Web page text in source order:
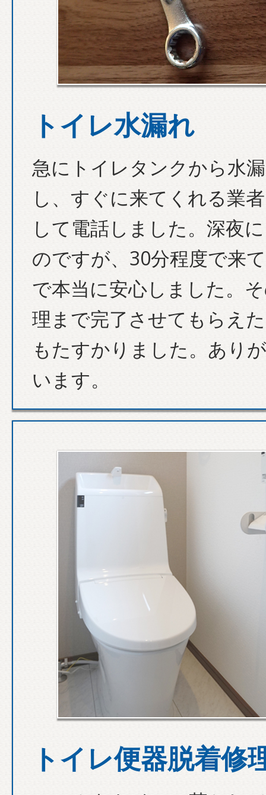
トイレ水漏れ
急にトイレタンクから水
し、すぐに来てくれる業
して電話しました。深夜
のですが、30分程度で来
で本当に安心しました。
理まで完了させてもらえ
もたすかりました。あり
います。
トイレ便器脱着修